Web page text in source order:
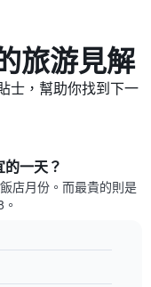
旅游見解
士，幫助你找到下一
一天？
店月份。而最貴的則是